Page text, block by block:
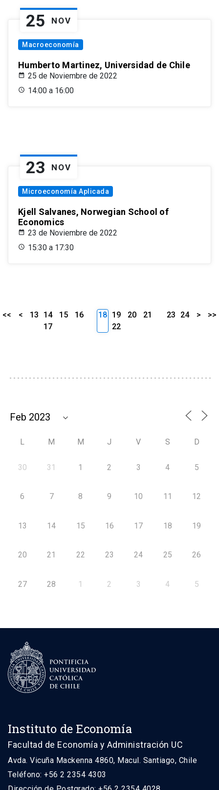
25 NOV
Macroeconomía
Humberto Martinez, Universidad de Chile
25 de Noviembre de 2022
14:00 a 16:00
23 NOV
Microeconomía Aplicada
Kjell Salvanes, Norwegian School of
Economics
23 de Noviembre de 2022
15:30 a 17:30
<< < 13 14 15
16
17
18 19 20
21
22
23 24 > >>
L M M J V S D
30 31 1 2 3 4 5
6 7 8 9 10 11 12
13 14 15 16 17 18 19
20 21 22 23 24 25 26
27 28 1 2 3 4 5
Instituto de Economía
Facultad de Economía y Administración UC
Avda. Vicuña Mackenna 4860, Macul. Santiago, Chile
Teléfono: +56 2 2354 4303